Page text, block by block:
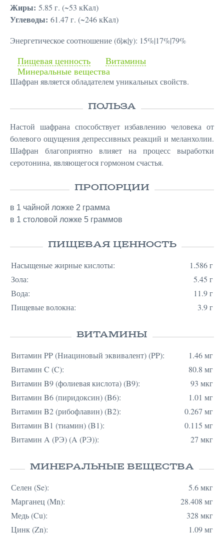
Жиры: 5.85 г. (~53 кКал)
Углеводы: 61.47 г. (~246 кКал)
Энергетическое соотношение (б|ж|у): 15%|17%|79%
Пищевая ценность
Витамины
Минеральные вещества
Шафран является обладателем уникальных свойств.
ПОЛЬЗА
Настой шафрана способствует избавлению человека от
болевого ощущения депрессивных реакций и меланхолии.
Шафран благоприятно влияет на процесс выработки
серотонина, являющегося гормоном счастья.
ПРОПОРЦИИ
в 1 чайной ложке 2 грамма
в 1 столовой ложке 5 граммов
ПИЩЕВАЯ ЦЕННОСТЬ
Насыщеные жирные кислоты:
1.586 г
Зола:
5.45 г
Вода:
11.9 г
Пищевые волокна:
3.9 г
ВИТАМИНЫ
Витамин PP (Ниациновый эквивалент) (PP):
1.46 мг
Витамин C (C):
80.8 мг
Витамин B9 (фолиевая кислота) (B9):
93 мкг
Витамин B6 (пиридоксин) (B6):
1.01 мг
Витамин B2 (рибофлавин) (B2):
0.267 мг
Витамин B1 (тиамин) (B1):
0.115 мг
Витамин A (РЭ) (A (РЭ)):
27 мкг
МИНЕРАЛЬНЫЕ ВЕЩЕСТВА
Селен (Se):
5.6 мкг
Марганец (Mn):
28.408 мг
Медь (Cu):
328 мкг
Цинк (Zn):
1.09 мг